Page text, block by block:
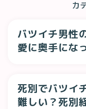
カ
バツイチ男性
愛に奥手にな
死別でバツイ
難しい？死別